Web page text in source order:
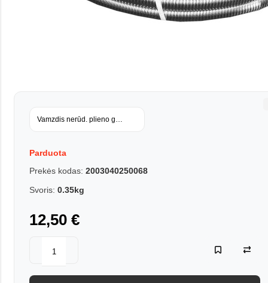
Vamzdis nerūd. plieno gofruotas SS304 DIS PIPE 15PM, atkaitintas
Parduota
Prekės kodas: 2003040250068
Svoris: 0.35kg
12,50 €